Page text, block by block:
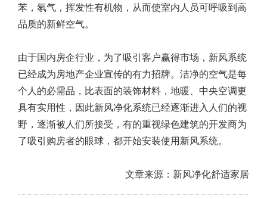
苯，氡气，挥发性有机物，从而使室内人员可呼吸到高
品质的新鲜空气。
由于国内房企行业，为了吸引客户赢得市场，新风系统
已经成为房地产企业宣传的有力招牌。洁净的空气是每
个人的必需品，比表面的装饰材料，地暖、中央空调更
具有实用性，因此新风净化系统已经逐渐进入人们的视
野，逐渐被人们所接受，有的重视绿色建筑的开发商为
了吸引购房者的眼球，都开始安装使用新风系统。
文章来源：新风净化舒适家居